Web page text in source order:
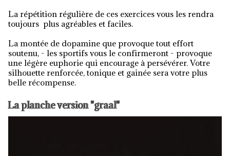
La répétition régulière de ces exercices vous les rendra
toujours plus agréables et faciles.
La montée de dopamine que provoque tout effort
soutenu, - les sportifs vous le confirmeront - provoque
une légère euphorie qui encourage à persévérer. Votre
silhouette renforcée, tonique et gainée sera votre plus
belle récompense.
La planche version "graal"